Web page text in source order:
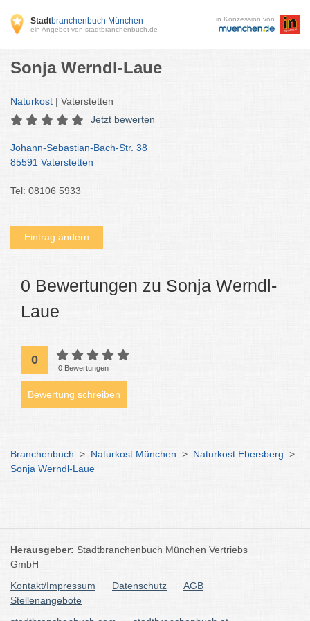
Stadtbranchenbuch München
ein Angebot von stadtbranchenbuch.de
in Konzession von
Sonja Werndl-Laue
Naturkost | Vaterstetten
Jetzt bewerten
Johann-Sebastian-Bach-Str. 38
85591 Vaterstetten
Tel: 08106 5933
Eintrag ändern
0 Bewertungen zu Sonja Werndl-
Laue
0
0 Bewertungen
Bewertung schreiben
Branchenbuch > Naturkost München > Naturkost Ebersberg >
Sonja Werndl-Laue
Herausgeber: Stadtbranchenbuch München Vertriebs
GmbH
Kontakt/Impressum
Datenschutz
AGB
Stellenangebote